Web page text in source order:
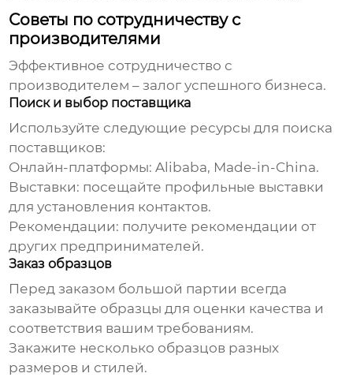
Советы по сотрудничеству с
производителями
Эффективное сотрудничество с
производителем – залог успешного бизнеса.
Поиск и выбор поставщика
Используйте следующие ресурсы для поиска
поставщиков:
Онлайн-платформы: Alibaba, Made-in-China.
Выставки: посещайте профильные выставки
для установления контактов.
Рекомендации: получите рекомендации от
других предпринимателей.
Заказ образцов
Перед заказом большой партии всегда
заказывайте образцы для оценки качества и
соответствия вашим требованиям.
Закажите несколько образцов разных
размеров и стилей.